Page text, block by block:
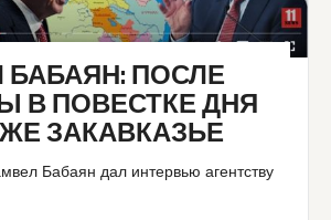
БАБАЯН: ПОСЛЕ
В ПОВЕСТКЕ ДНЯ
ЗАКАВКАЗЬЕ
Бабаян дал интервью агентству